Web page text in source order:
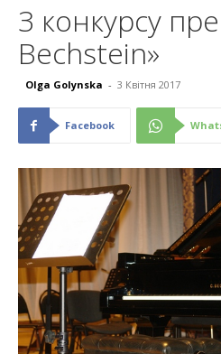
З конкурсу
Bechstein»
Olga Golynska - 3 Квітня 2017
Facebook